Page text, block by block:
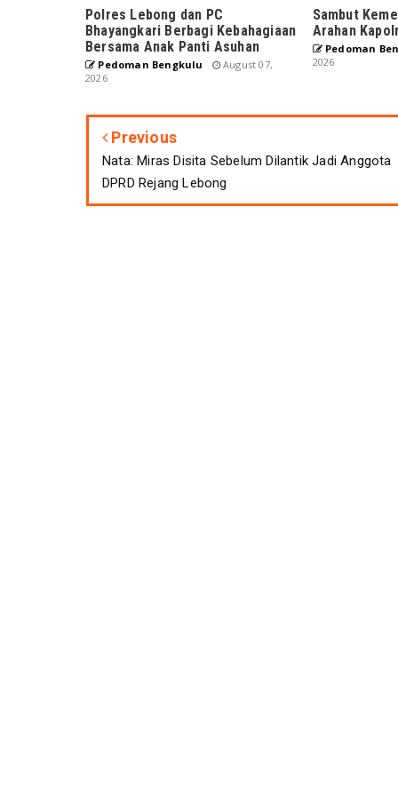
Polres Lebong dan PC
Bhayangkari Berbagi Kebahagiaan
Bersama Anak Panti Asuhan
Pedoman Bengkulu
August 07,
2026
Sambut
Arahan
Pedoman
2026
Previous
Nata: Miras Disita Sebelum Dilantik Jadi Anggota
DPRD Rejang Lebong